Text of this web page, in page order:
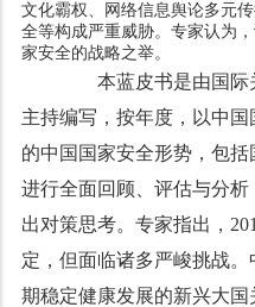
文化霸权、网络信息舆论多元
全等构成严重威胁。专家认为
家安全的战略之举。
本蓝皮书是由国际
主持编写，按年度，以中
的中国国家安全形势，包
进行全面回顾、评估与分
出对策思考。专家指出，
定，但面临诸多严峻挑战
期稳定健康发展的新兴大